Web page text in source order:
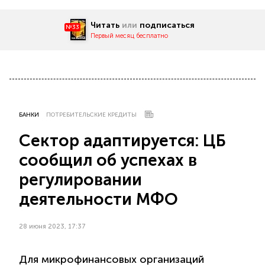
№33 Читать или подписаться
Первый месяц бесплатно
БАНКИ ПОТРЕБИТЕЛЬСКИЕ КРЕДИТЫ
Сектор адаптируется: ЦБ
сообщил об успехах в
регулировании
деятельности МФО
28 июня 2023, 17:37
Для микрофинансовых организаций